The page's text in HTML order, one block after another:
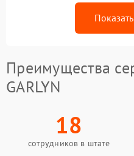
Преимущества
GARLYN
18
сотрудников в штате